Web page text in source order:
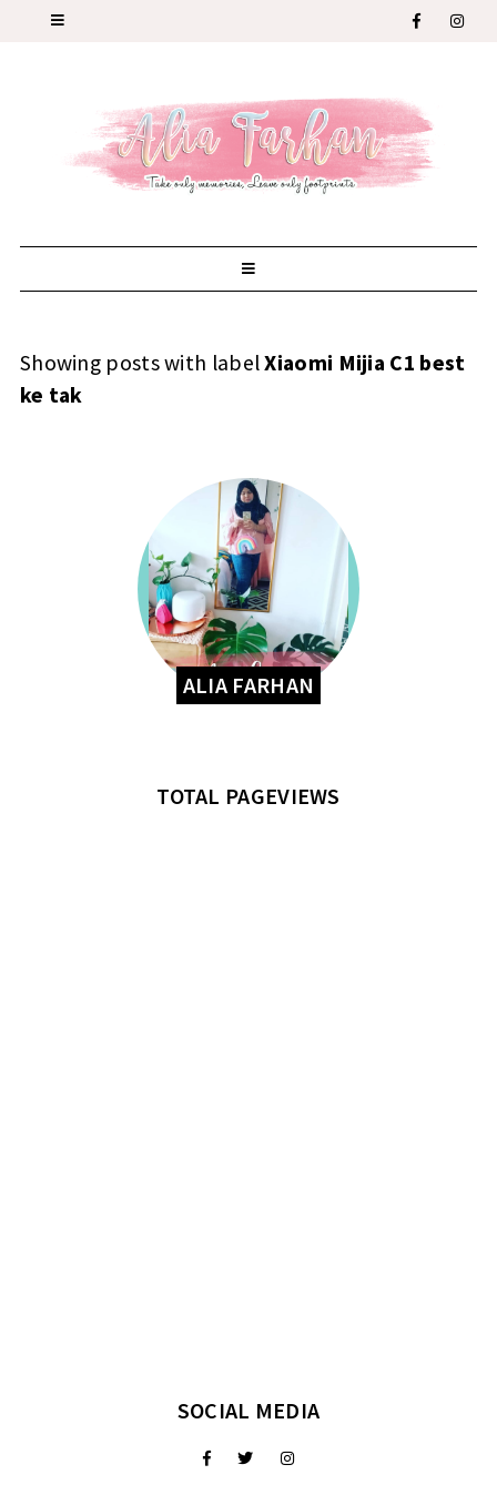
Showing posts with labelXiaomi Mijia C1 best
ke tak
ALIA FARHAN
TOTAL PAGEVIEWS
SOCIAL MEDIA